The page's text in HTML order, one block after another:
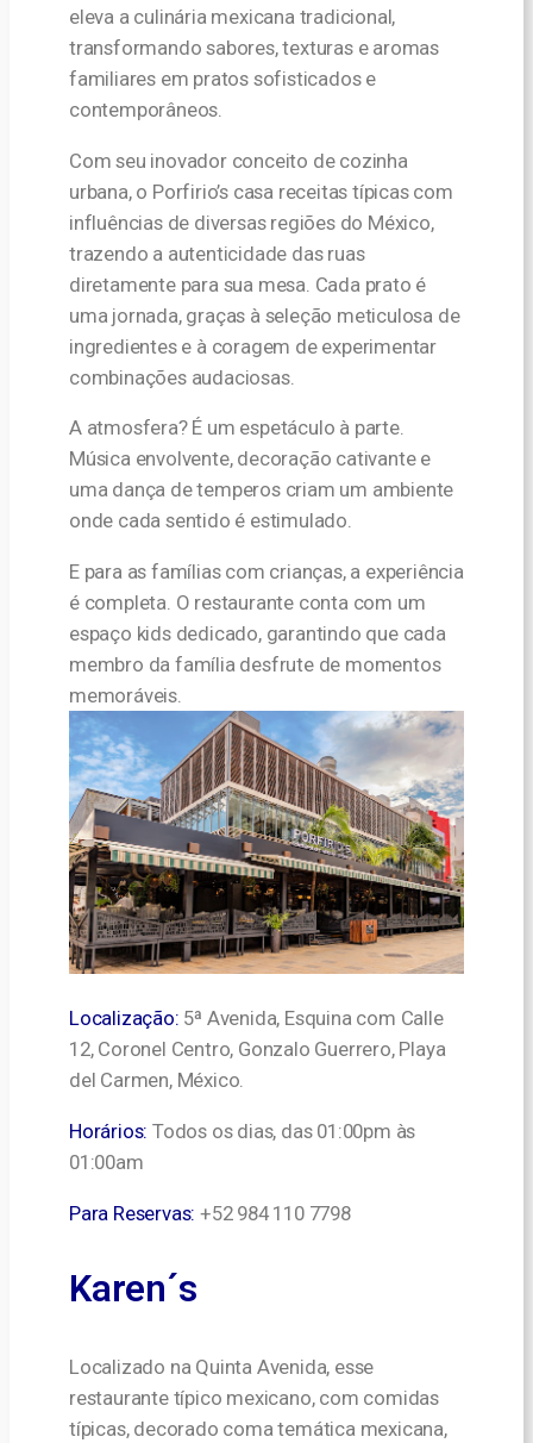
eleva a culinária mexicana tradicional,
transformando sabores, texturas e aromas
familiares em pratos sofisticados e
contemporâneos.
Com seu inovador conceito de cozinha
urbana, o Porfirio’s casa receitas típicas com
influências de diversas regiões do México,
trazendo a autenticidade das ruas
diretamente para sua mesa. Cada prato é
uma jornada, graças à seleção meticulosa de
ingredientes e à coragem de experimentar
combinações audaciosas.
A atmosfera? É um espetáculo à parte.
Música envolvente, decoração cativante e
uma dança de temperos criam um ambiente
onde cada sentido é estimulado.
E para as famílias com crianças, a experiência
é completa. O restaurante conta com um
espaço kids dedicado, garantindo que cada
membro da família desfrute de momentos
memoráveis.
Localização: 5ª Avenida, Esquina com Calle
12, Coronel Centro, Gonzalo Guerrero, Playa
del Carmen, México.
Horários: Todos os dias, das 01:00pm às
01:00am
Para Reservas: +52 984 110 7798
Karen´s
Localizado na Quinta Avenida, esse
restaurante típico mexicano, com comidas
típicas, decorado coma temática mexicana,